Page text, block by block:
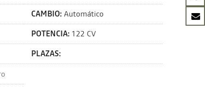
CAMBIO: Automático
POTENCIA: 122 CV
PLAZAS: